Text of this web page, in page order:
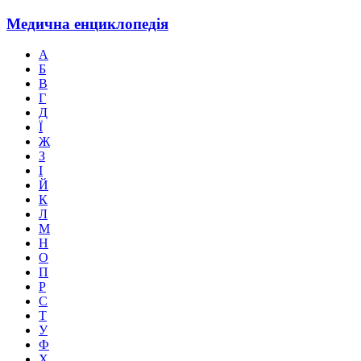
Медична енциклопедія
А
Б
В
Г
Д
Ї
Ж
З
І
Й
К
Л
М
Н
О
П
Р
С
Т
У
Ф